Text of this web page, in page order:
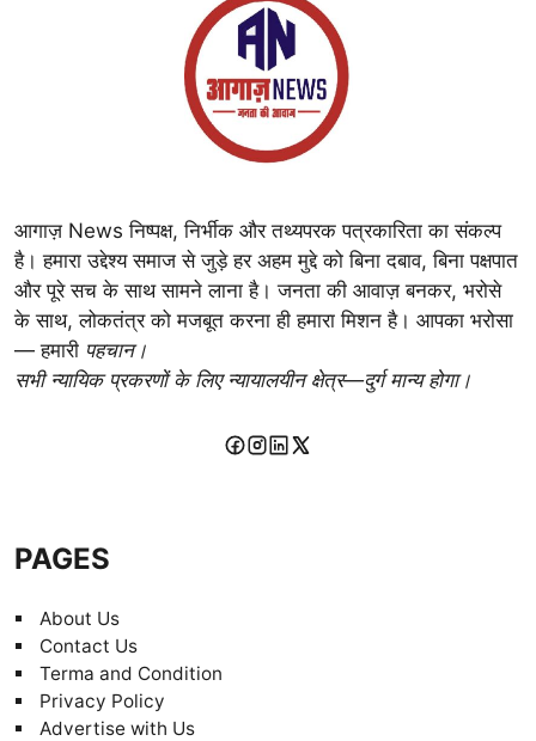
आगाज़ News निष्पक्ष, निर्भीक और तथ्यपरक पत्रकारिता का संकल्प
है। हमारा उद्देश्य समाज से जुड़े हर अहम मुद्दे को बिना दबाव, बिना पक्षपात
और पूरे सच के साथ सामने लाना है। जनता की आवाज़ बनकर, भरोसे
के साथ, लोकतंत्र को मजबूत करना ही हमारा मिशन है। आपका भरोसा
— हमारी पहचान।
सभी न्यायिक प्रकरणों के लिए न्यायालयीन क्षेत्र—दुर्ग मान्य होगा।
PAGES
About Us
Contact Us
Terma and Condition
Privacy Policy
Advertise with Us